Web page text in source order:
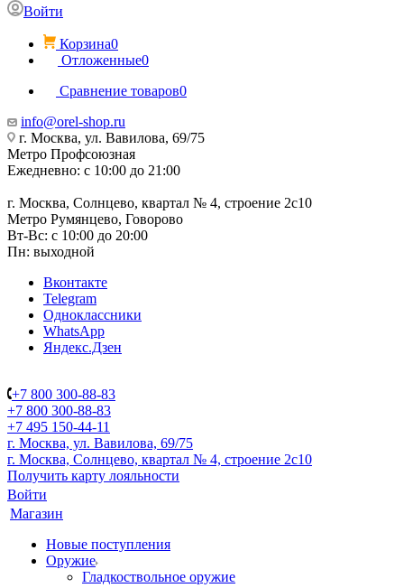
Войти
Корзина0
Отложенные0
Сравнение товаров0
info@orel-shop.ru
г. Москва, ул. Вавилова, 69/75
Метро Профсоюзная
Ежедневно: с 10:00 до 21:00
г. Москва, Солнцево, квартал № 4, строение 2с10
Метро Румянцево, Говорово
Вт-Вс: с 10:00 до 20:00
Пн: выходной
Вконтакте
Telegram
Одноклассники
WhatsApp
Яндекс.Дзен
+7 800 300-88-83
+7 800 300-88-83
+7 495 150-44-11
г. Москва, ул. Вавилова, 69/75
г. Москва, Солнцево, квартал № 4, строение 2с10
Получить карту лояльности
Войти
Магазин
Новые поступления
Оружие
Гладкоствольное оружие